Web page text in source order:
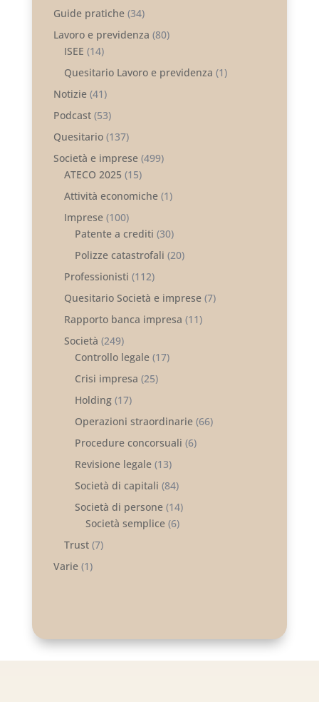
Guide pratiche(34)
Lavoro e previdenza (80)
ISEE (14)
Quesitario Lavoro e previdenza (1)
Notizie(41)
Podcast(53)
Quesitario(137)
Società e imprese(499)
ATECO 2025 (15)
Attività economiche(1)
Imprese(100)
Patente a crediti (30)
Polizze catastrofali (20)
Professionisti (112)
Quesitario Società e imprese(7)
Rapporto banca impresa (11)
Società (249)
Controllo legale(17)
Crisi impresa (25)
Holding(17)
Operazioni straordinarie(66)
Procedure concorsuali (6)
Revisione legale(13)
Società di capitali (84)
Società di persone(14)
Società semplice(6)
Trust(7)
Varie(1)